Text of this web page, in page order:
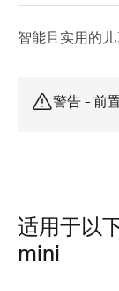
智能且实用的
警告 - 前
适用于以
mini